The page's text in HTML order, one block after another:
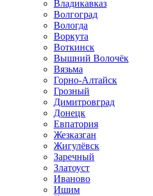
Владикавказ
Волгоград
Вологда
Воркута
Воткинск
Вышний Волочёк
Вязьма
Горно-Алтайск
Грозный
Димитровград
Донецк
Евпатория
Жезказган
Жигулёвск
Заречный
Златоуст
Иваново
Ишим